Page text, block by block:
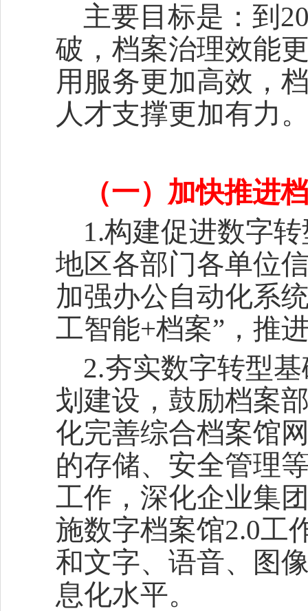
主要目标是：到
破，档案治理效能
用服务更加高效，
人才支撑更加有力
（一）加快推进
1.构建促进数字
地区各部门各单位
加强办公自动化系
工智能+档案”，推
2.夯实数字转型
划建设，鼓励档案
化完善综合档案馆
的存储、安全管理
工作，深化企业集
施数字档案馆2.0工
和文字、语音、图
息化水平。